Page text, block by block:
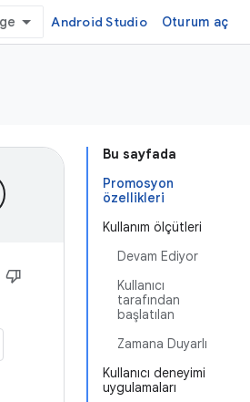
Android Studio Oturum aç
Bu sayfada
Promosyon
özellikleri
Kullanım ölçütleri
Devam Ediyor
Kullanıcı
tarafından
başlatılan
Zamana Duyarlı
Kullanıcı deneyimi
uygulamaları